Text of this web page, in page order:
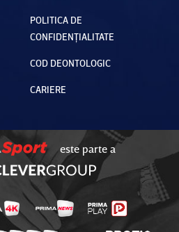
POLITICA DE
CONFIDENȚIALITATE
COD DEONTOLOGIC
CARIERE
este parte a